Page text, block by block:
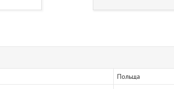
Польща